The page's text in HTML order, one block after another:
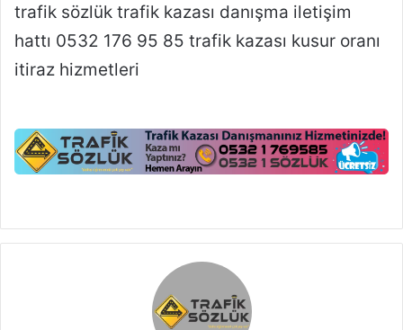
trafik sözlük trafik kazası danışma iletişim
hattı 0532 176 95 85 trafik kazası kusur oranı
itiraz hizmetleri